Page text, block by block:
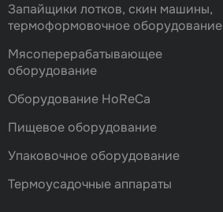
Запайщики лотков, скин машины,
термоформовочное оборудование
Мясоперерабатывающее
оборудование
Оборудование HoReCa
Пищевое оборудование
Упаковочное оборудование
Термоусадочные аппараты